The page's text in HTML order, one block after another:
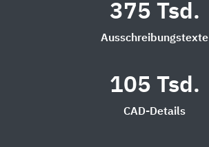
375 Tsd.
Ausschreibungstexte
105 Tsd.
CAD-Details